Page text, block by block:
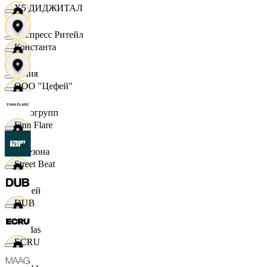
Экспресс Ритейл
Юлия
Яркогрупп
4 Сезона
7 дней
Adidas
X5 ДИДЖИТАЛ
Константа
ООО "Цефей"
Finn Flare
Street Beat
DUB
ECRU